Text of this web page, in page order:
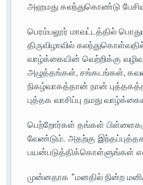
அஹமது கலந்துகொண்டு
பெரம்பலூர் மாவட்டத்தில்
திருவிழாவில்
வாழ்க்கையின் வெற்றிக்கு
அழுத்தங்கள், சங்கடங்கள்,
நிகழ்வாகத்தான் நான்
புத்தக வாசிப்பு நமது
பெற்றோர்கள் தங்கள்
வேண்டும். அதற்கு
பயன்படுத்திக்கொள்ளுங்கள்
முன்னதாக “மனதில் நின்ற